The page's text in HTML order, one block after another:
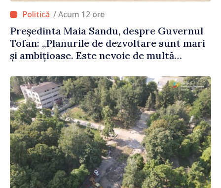
/ Acum 12 ore
Președinta Maia Sandu, despre Guvernul
Tofan: „Planurile de dezvoltare sunt mari
și ambițioase. Este nevoie de multă